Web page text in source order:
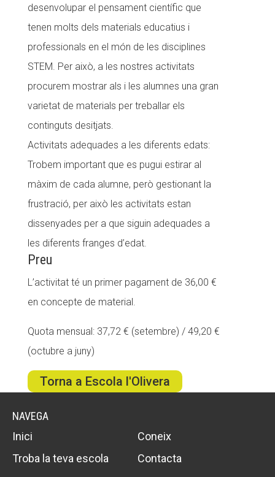
desenvolupar el pensament científic que
tenen molts dels materials educatius i
professionals en el món de les disciplines
STEM. Per això, a les nostres activitats
procurem mostrar als i les alumnes una gran
varietat de materials per treballar els
continguts desitjats.
Activitats adequades a les diferents edats:
Trobem important que es pugui estirar al
màxim de cada alumne, però gestionant la
frustració, per això les activitats estan
dissenyades per a que siguin adequades a
les diferents franges d’edat.
Preu
L’activitat té un primer pagament de 36,00 €
en concepte de material.
Quota mensual: 37,72 € (setembre) / 49,20 €
(octubre a juny)
Torna a Escola l'Olivera
NAVEGA
Inici
Coneix
Troba la teva escola
Contacta